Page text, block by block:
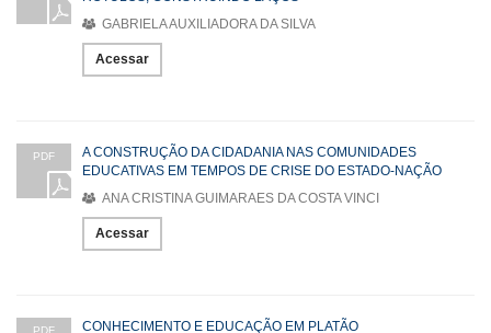
GABRIELA AUXILIADORA DA SILVA
Acessar
PDF
A CONSTRUÇÃO DA CIDADANIA NAS COMUNIDADES
EDUCATIVAS EM TEMPOS DE CRISE DO ESTADO-NAÇÃO
ANA CRISTINA GUIMARAES DA COSTA VINCI
Acessar
PDF
CONHECIMENTO E EDUCAÇÃO EM PLATÃO